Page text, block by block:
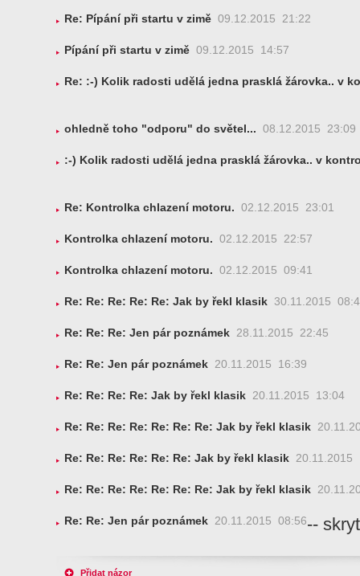
Re: Pípání při startu v zimě 09.12.2015 21:22
Pípání při startu v zimě 09.12.2015 14:57
Re: :-) Kolik radosti udělá jedna prasklá žárovka.. v
ohledně toho "odporu" do světel... 08.12.2015 23:09
:-) Kolik radosti udělá jedna prasklá žárovka.. v
Re: Kontrolka chlazení motoru. 02.12.2015 23:01
Kontrolka chlazení motoru. 02.12.2015 22:57
Kontrolka chlazení motoru. 02.12.2015 09:41
Re: Re: Re: Re: Re: Jak by řekl klasik 30.11.2015
Re: Re: Re: Jen pár poznámek 28.11.2015 22:45
Re: Re: Jen pár poznámek 20.11.2015 16:39
Re: Re: Re: Re: Jak by řekl klasik 20.11.2015 13:04
Re: Re: Re: Re: Re: Re: Re: Jak by řekl klasik
Re: Re: Re: Re: Re: Re: Jak by řekl klasik 20.11.2015
Re: Re: Re: Re: Re: Re: Re: Jak by řekl klasik
Re: Re: Jen pár poznámek 20.11.2015 08:56--
Přidat názor